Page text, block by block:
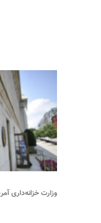
وزارت خزانه‌داری